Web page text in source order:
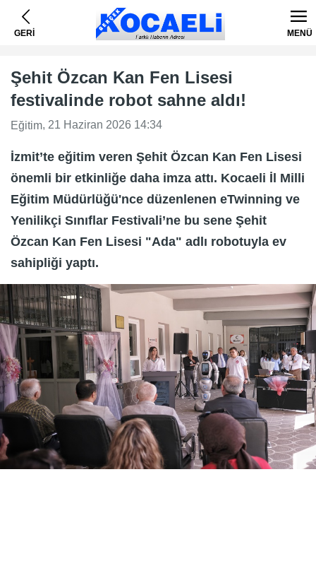
GERİ MENÜ
Şehit Özcan Kan Fen Lisesi
festivalinde robot sahne aldı!
Eğitim, 21 Haziran 2026 14:34
İzmit’te eğitim veren Şehit Özcan Kan Fen Lisesi
önemli bir etkinliğe daha imza attı. Kocaeli İl Milli
Eğitim Müdürlüğü'nce düzenlenen eTwinning ve
Yenilikçi Sınıflar Festivali’ne bu sene Şehit
Özcan Kan Fen Lisesi "Ada" adlı robotuyla ev
sahipliği yaptı.